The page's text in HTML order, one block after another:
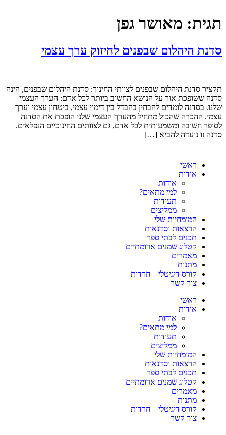
תגית: מאושר גפן
סדנת היהלום שבפנים לחיזוק ערך עצמי
תקציר סדנת היהלום שבפנים לצוותי החינוך: סדנת היהלום שבפנים, הינה
סדנה ששופכת אור על הנושא החשוב ביותר לכל אדם: הערך העצמי
שלנו. בסדנה לומדים להבחין בהבדל בין דימוי עצמי, ביטחון עצמי וערך
עצמי. ההכרה שהכול מתחיל מהערך העצמי שלנו הופכת את הסדנה
לסופר חשובה ומשמעותית לכל אדם, גם לצוותים החינוכיים הנפלאים.
סדנה זו נועדה להביא […]
ראשי
אודות
אודות
למי מתאים?
תעודות
ממליצים
המומחיות שלי
הרצאות וסדנאות
תכנים לבתי ספר
קטלוג שמנים ארומתיים
מאמרים
מתנות
קורס דיגיטלי – חרדות
צור קשר
ראשי
אודות
אודות
למי מתאים?
תעודות
ממליצים
המומחיות שלי
הרצאות וסדנאות
תכנים לבתי ספר
קטלוג שמנים ארומתיים
מאמרים
מתנות
קורס דיגיטלי – חרדות
צור קשר